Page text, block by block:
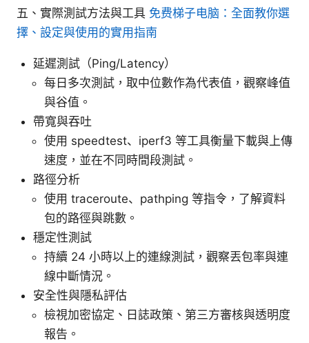
五、實際測試方法與工具 免费梯子电脑：全面教你選
擇、設定與使用的實用指南
延遲測試（Ping/Latency）
每日多次測試，取中位數作為代表值，觀察峰值
與谷值。
帶寬與吞吐
使用 speedtest、iperf3 等工具衡量下載與上傳
速度，並在不同時間段測試。
路徑分析
使用 traceroute、pathping 等指令，了解資料
包的路徑與跳數。
穩定性測試
持續 24 小時以上的連線測試，觀察丟包率與連
線中斷情況。
安全性與隱私評估
檢視加密協定、日誌政策、第三方審核與透明度
報告。